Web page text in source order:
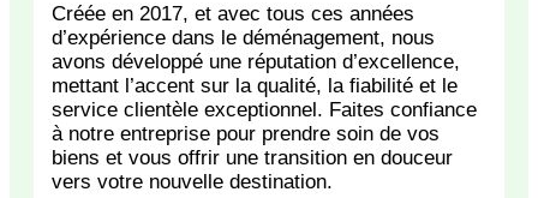
Créée en 2017, et avec tous ces années
d’expérience dans le déménagement, nous
avons développé une réputation d’excellence,
mettant l’accent sur la qualité, la fiabilité et le
service clientèle exceptionnel. Faites confiance
à notre entreprise pour prendre soin de vos
biens et vous offrir une transition en douceur
vers votre nouvelle destination.